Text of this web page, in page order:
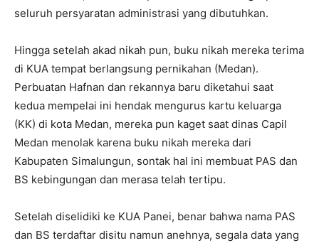
seluruh persyaratan administrasi yang dibutuhkan.
Hingga setelah akad nikah pun, buku nikah mereka terima
di KUA tempat berlangsung pernikahan (Medan).
Perbuatan Hafnan dan rekannya baru diketahui saat
kedua mempelai ini hendak mengurus kartu keluarga
(KK) di kota Medan, mereka pun kaget saat dinas Capil
Medan menolak karena buku nikah mereka dari
Kabupaten Simalungun, sontak hal ini membuat PAS dan
BS kebingungan dan merasa telah tertipu.
Setelah diselidiki ke KUA Panei, benar bahwa nama PAS
dan BS terdaftar disitu namun anehnya, segala data yang